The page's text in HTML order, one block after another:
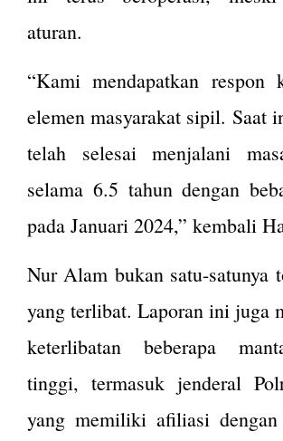
aturan​.
“Kami mendapatkan respon
elemen masyarakat sipil. Saat
telah selesai menjalani
selama 6.5 tahun dengan
pada Januari 2024,” kembali
Nur Alam bukan satu-satunya
yang terlibat. Laporan ini juga
keterlibatan beberapa
tinggi, termasuk jenderal
yang memiliki afiliasi dengan